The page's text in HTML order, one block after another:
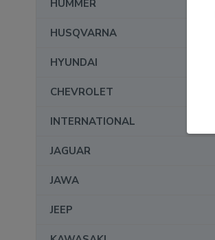
HUMMER
HUSQVARNA
HYUNDAI
CHEVROLET
INTERNATIONAL
JAGUAR
JAWA
JEEP